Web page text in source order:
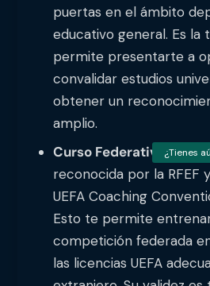
puertas en el ámbito
educativo general. Es la
permite presentarte a
convalidar estudios
obtener un
amplio.
Curso Federativo:Es la
reconocida por la RFEF
UEFA Coaching
Esto te permite
competición federada
las licencias UEFA